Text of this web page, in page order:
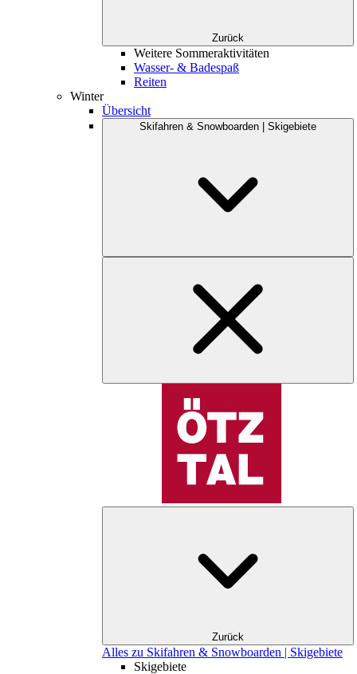
Zurück
Weitere Sommeraktivitäten
Wasser- & Badespaß
Reiten
Winter
Übersicht
Skifahren & Snowboarden | Skigebiete
Zurück
Alles zu Skifahren & Snowboarden | Skigebiete
Skigebiete